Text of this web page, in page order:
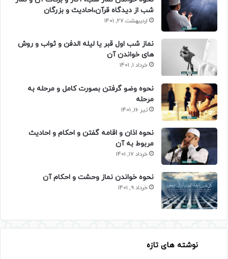
شب از دیدگاه قرآن،احادیث و بزرگان
اردیبهشت 27, 1401
نماز شب اول قبر یا لیله الدفن و ثواب و روش
های خواندن آن
خرداد 1, 1401
نحوه وضو گرفتن بصورت کامل و مرحله به
مرحله
تیر 16, 1401
نحوه اذان و اقامه گفتن و احکام و احادیث
مربوط به آن
خرداد 17, 1401
نحوه خواندن نماز وحشت و احکام آن
خرداد 9, 1401
نوشته های تازه